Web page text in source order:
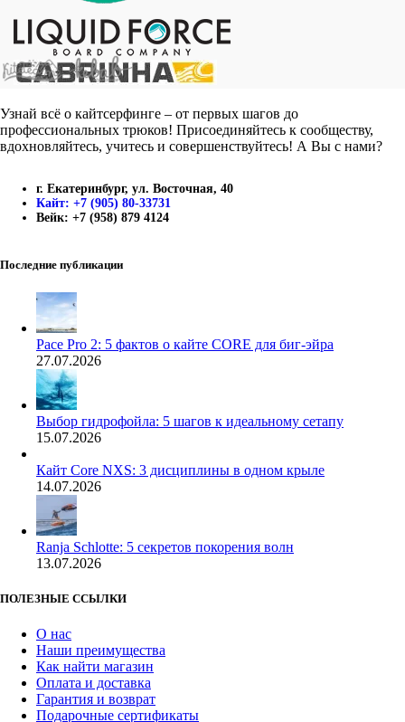
Узнай всё о кайтсерфинге – от первых шагов до
профессиональных трюков! Присоединяйтесь к сообществу,
вдохновляйтесь, учитесь и совершенствуйтесь! А Вы с нами?
г. Екатеринбург, ул. Восточная, 40
Кайт: +7 (905) 80-33731
Вейк: +7 (958) 879 4124
Последние публикации
Pace Pro 2: 5 фактов о кайте CORE для биг-эйра
27.07.2026
Выбор гидрофойла: 5 шагов к идеальному сетапу
15.07.2026
Кайт Core NXS: 3 дисциплины в одном крыле
14.07.2026
Ranja Schlotte: 5 секретов покорения волн
13.07.2026
ПОЛЕЗНЫЕ ССЫЛКИ
О нас
Наши преимущества
Как найти магазин
Оплата и доставка
Гарантия и возврат
Подарочные сертификаты